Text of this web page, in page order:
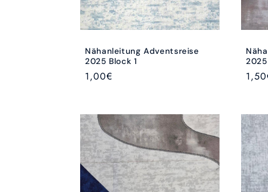
Nähanleitung Adventsreise
2025 Block 1
Normaler
1,00€
2025